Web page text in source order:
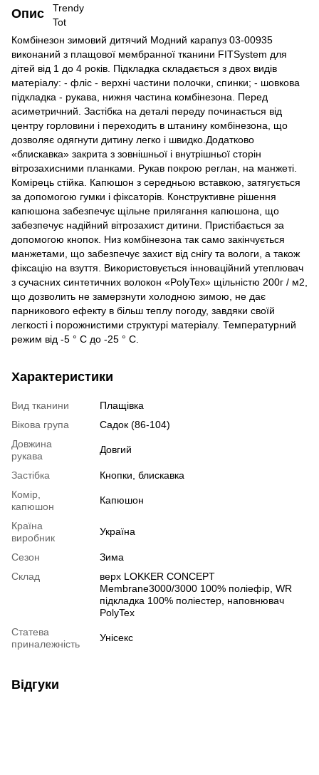
Опис
Комбінезон зимовий дитячий Модний карапуз 03-00935
виконаний з плащової мембранної тканини FITSystem для
дітей від 1 до 4 років. Підкладка складається з двох видів
матеріалу: - фліс - верхні частини полочки, спинки; - шовкова
підкладка - рукава, нижня частина комбінезона. Перед
асиметричний. Застібка на деталі переду починається від
центру горловини і переходить в штанину комбінезона, що
дозволяє одягнути дитину легко і швидко.Додатково
«блискавка» закрита з зовнішньої і внутрішньої сторін
вітрозахисними планками. Рукав покрою реглан, на манжеті.
Комірець стійка. Капюшон з середньою вставкою, затягується
за допомогою гумки і фіксаторів. Конструктивне рішення
капюшона забезпечує щільне прилягання капюшона, що
забезпечує надійний вітрозахист дитини. Пристібається за
допомогою кнопок. Низ комбінезона так само закінчується
манжетами, що забезпечує захист від снігу та вологи, а також
фіксацію на взуття. Використовується інноваційний утеплювач
з сучасних синтетичних волокон «PolyTex» щільністю 200г / м2,
що дозволить не замерзнути холодною зимою, не дає
парникового ефекту в більш теплу погоду, завдяки своїй
легкості і порожнистими структурі матеріалу. Температурний
режим від -5 ° С до -25 ° С.
Характеристики
Вид тканини
Плащівка
Вікова група
Садок (86-104)
Довжина
рукава
Довгий
Застібка
Кнопки, блискавка
Комір,
капюшон
Капюшон
Країна
виробник
Україна
Сезон
Зима
Склад
верх LОKKER CONCEPT
Membrane3000/3000 100% поліефір, WR
підкладка 100% поліестер, наповнювач
PolyTex
Статева
приналежність
Унісекс
Відгуки